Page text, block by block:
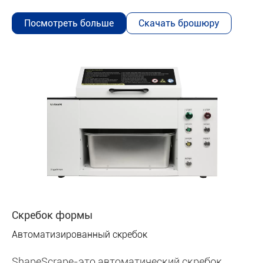
Посмотреть больше Скачать брошюру
Скребок формы
Автоматизированный скребок